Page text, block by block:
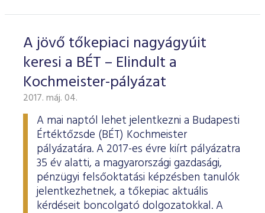
A jövő tőkepiaci nagyágyúit
keresi a BÉT – Elindult a
Kochmeister-pályázat
2017. máj. 04.
A mai naptól lehet jelentkezni a Budapesti
Értéktőzsde (BÉT) Kochmeister
pályázatára. A 2017-es évre kiírt pályázatra
35 év alatti, a magyarországi gazdasági,
pénzügyi felsőoktatási képzésben tanulók
jelentkezhetnek, a tőkepiac aktuális
kérdéseit boncolgató dolgozatokkal. A